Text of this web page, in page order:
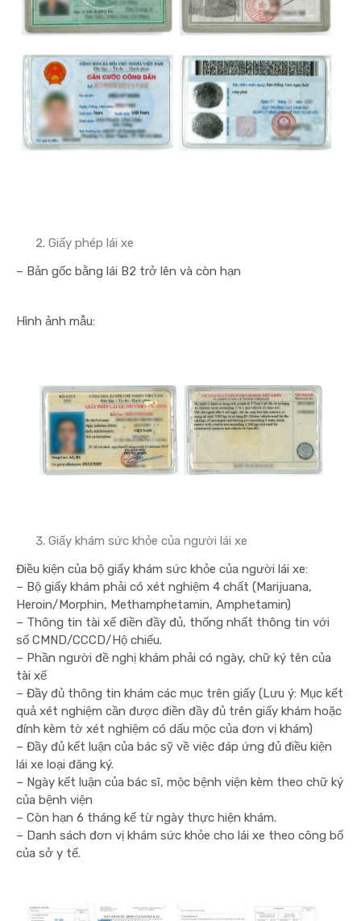
Giấy phép lái xe
– Bản gốc bằng lái B2 trở lên và còn hạn
Hình ảnh mẫu:
Giấy khám sức khỏe của người lái xe
Điều kiện của bộ giấy khám sức khỏe của người lái xe:
– Bộ giấy khám phải có xét nghiệm 4 chất (Marijuana,
Heroin/Morphin, Methamphetamin, Amphetamin)
– Thông tin tài xế điền đầy đủ, thống nhất thông tin với
số CMND/CCCD/Hộ chiếu.
– Phần người đề nghị khám phải có ngày, chữ ký tên của
tài xế
– Đầy đủ thông tin khám các mục trên giấy (Lưu ý: Mục kết
quả xét nghiệm cần được điền đầy đủ trên giấy khám hoặc
đính kèm tờ xét nghiệm có dấu mộc của đơn vị khám)
– Đầy đủ kết luận của bác sỹ về việc đáp ứng đủ điều kiện
lái xe loại đăng ký.
– Ngày kết luận của bác sĩ, mộc bệnh viện kèm theo chữ ký
của bệnh viện
– Còn hạn 6 tháng kể từ ngày thực hiện khám.
– Danh sách đơn vị khám sức khỏe cho lái xe theo công bố
của sở y tế.